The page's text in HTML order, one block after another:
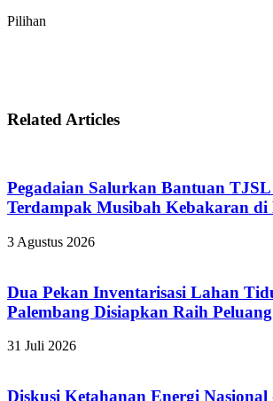
Pilihan
Related Articles
Pegadaian Salurkan Bantuan
Terdampak Musibah Kebakaran di
3 Agustus 2026
Dua Pekan Inventarisasi Lahan
Palembang Disiapkan Raih
31 Juli 2026
Diskusi Ketahanan Energi Nasional